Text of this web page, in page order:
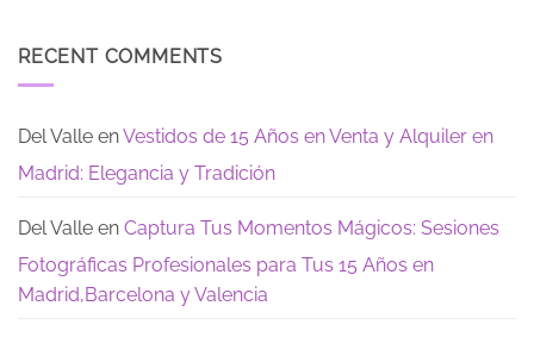
saber
para
largos,
sencillos
dejamos
estas
de
en
El
los
15:
recuerdos
quedan
RECENT COMMENTS
Del Valle enVestidos de 15 Años en Venta y Alquiler en
Madrid: Elegancia y Tradición
Del Valle en Captura Tus Momentos Mágicos: Sesiones
Fotográficas Profesionales para Tus 15 Años en
Madrid,Barcelona y Valencia